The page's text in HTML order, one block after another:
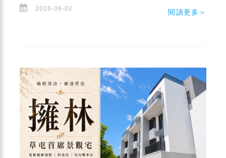
2026-06-02 閱讀更多＞